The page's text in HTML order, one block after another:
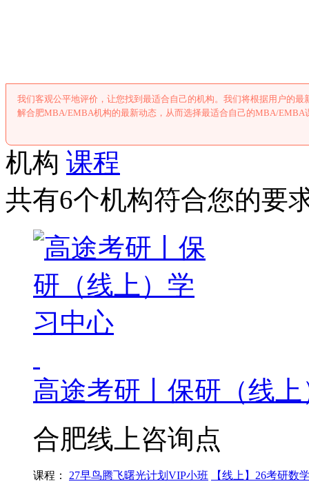
我们客观公平地评价，让您找到最适合自己的机构。我们将根据用户的
解合肥MBA/EMBA机构的最新动态，从而选择最适合自己的MBA/EMBA
机构 课程
共有6个机构符合您的要
高途考研丨保研（线
合肥线上咨询点
课程： 27早鸟腾飞曙光计划VIP小班 【线上】26考研数